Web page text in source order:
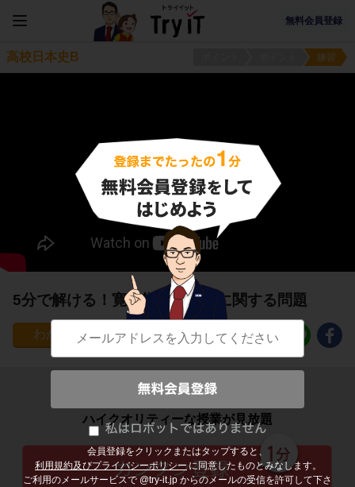
無料会員登録
会員登録をクリックまたはタップすると、
利用規約及びプライバシーポリシー に同意したものとみなします。
ご利用のメールサービスで @try-it.jp からのメールの受信を許可して下さ
高校日本史B 練習
5分で解ける！寛永期の文化２に関する問題
12
子どもの勉強から大人の学び直しまで
ハイクオリティーな授業が見放題